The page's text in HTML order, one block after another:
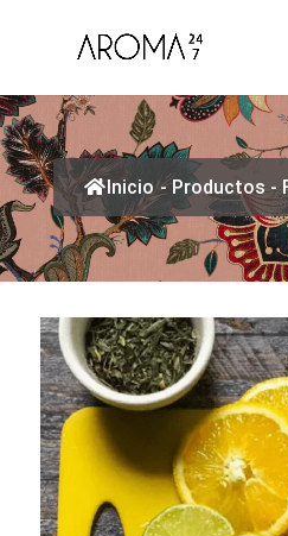
Inicio - Productos -